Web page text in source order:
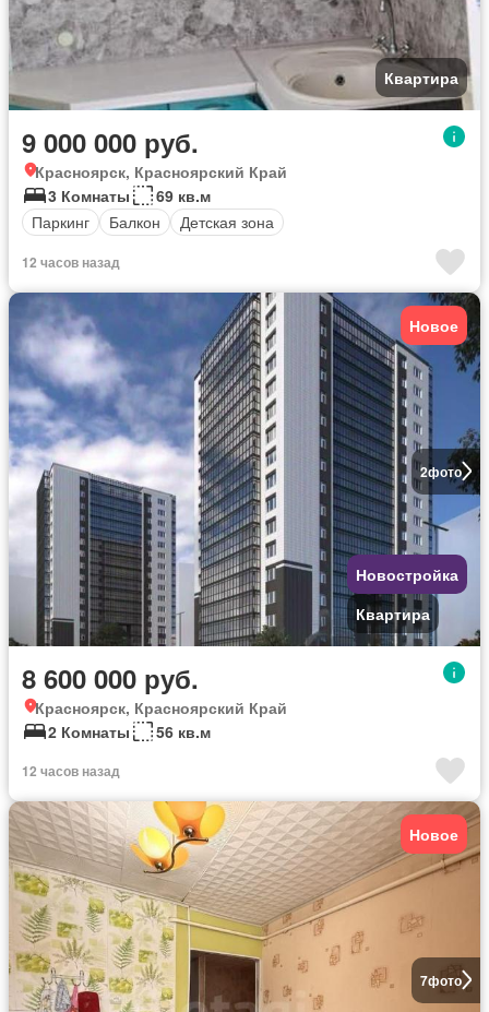
Квартира
9 000 000 руб.
Красноярск, Красноярский Край
3 Комнаты
69 кв.м
Паркинг
Балкон Детская зона
12 часов назад
2фото
Новое
Новостройка
Квартира
8 600 000 руб.
Красноярск, Красноярский Край
2 Комнаты
56 кв.м
12 часов назад
7фото
Новое